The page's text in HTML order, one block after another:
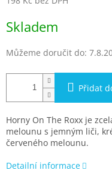
cena:
Skladem
Můžeme doručit do:
Přidat
Horny On The Roxx je
melounu s jemným liči,
červeného melounu.
Detailní informace